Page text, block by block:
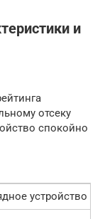
и
отсеку
спокойно
устрoйствo